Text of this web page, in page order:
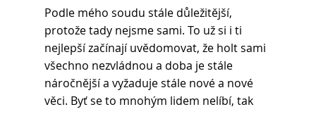
Podle mého soudu stále důležitější,
protože tady nejsme sami. To už si i ti
nejlepší začínají uvědomovat, že holt sami
všechno nezvládnou a doba je stále
náročnější a vyžaduje stále nové a nové
věci. Byť se to mnohým lidem nelíbí, tak